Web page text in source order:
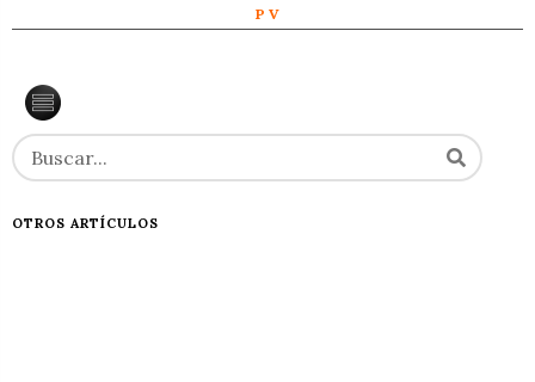
P V
OTROS ARTÍCULOS